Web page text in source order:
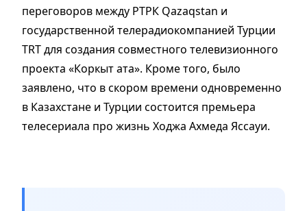
переговоров между РТРК Qazaqstan и
государственной телерадиокомпанией Турции
TRT для создания совместного телевизионного
проекта «Коркыт ата». Кроме того, было
заявлено, что в скором времени одновременно
в Казахстане и Турции состоится премьера
телесериала про жизнь Ходжа Ахмеда Яссауи.